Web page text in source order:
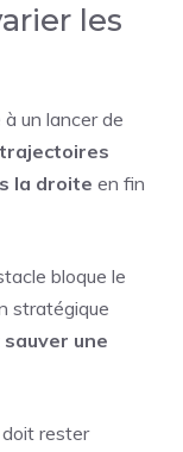
les
un lancer de
la droite en fin
bloque le
stratégique
sauver une
doit rester